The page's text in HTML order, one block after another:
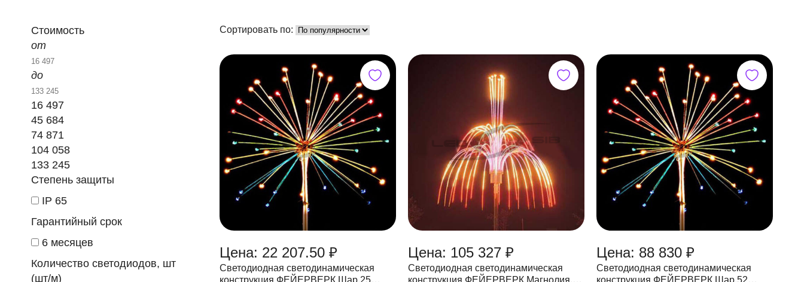
Стоимость
от
до
16 497
45 684
74 871
104 058
133 245
Степень защиты
IP 65
Гарантийный срок
6 месяцев
Количество светодиодов, шт
(шт/м)
Сортировать по:
Цена: 22 207.50 ₽
Светодиодная светодинамическая
конструкция ФЕЙЕРВЕРК Шар,25
Цена: 105 327 ₽
Светодиодная светодинамическая
конструкция ФЕЙЕРВЕРК Магнолия,
Цена: 88 830 ₽
Светодиодная светодинамическая
конструкция ФЕЙЕРВЕРК Шар,52